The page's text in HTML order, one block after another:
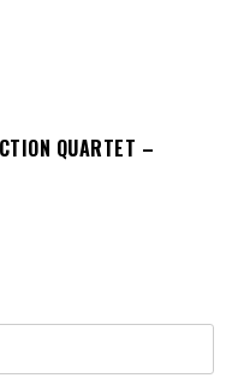
QUARTET –